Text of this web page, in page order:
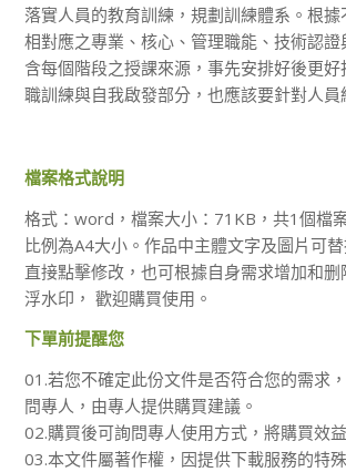
落實人員的教育訓練，規劃訓練體系。根
相對應之專業、核心、管理職能、技術認
含每個階段之授課來源，事先安排好後更
職訓練與自我啟發部分，也應該要針對人員
檔案格式說明
格式：word，檔案大小：71KB，共1個檔
比例為A4大小。作品中主體文字及圖片可
直接點擊修改，也可根據自身需求增加和
浮水印， 歡迎購買使用。
下單前提醒您
01.若您不確定此份文件是否符合您的需求
問專人，由專人提供購買建議。
02.購買後可詢問專人使用方式，將購買效
03.本文件屬著作權，因提供下載服務的特